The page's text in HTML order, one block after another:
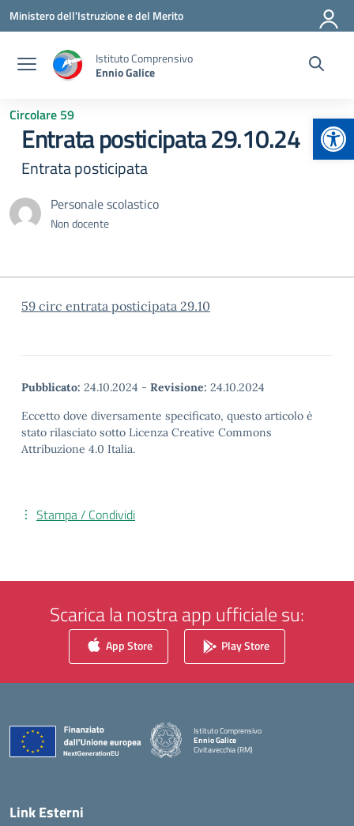
Vai ai contenuti
Vai al menu di navigazione
Vai al footer
Ministero dell'Istruzione e del Merito
Istituto Comprensivo
Ennio Galice
Circolare 59
Entrata posticipata 29.10.24
Entrata posticipata
Personale scolastico
Non docente
59 circ entrata posticipata 29.10
Pubblicato: 24.10.2024 - Revisione: 24.10.2024
Eccetto dove diversamente specificato, questo articolo è
stato rilasciato sotto Licenza Creative Commons
Attribuzione 4.0 Italia.
Stampa / Condividi
Scarica la nostra app ufficiale su:
App Store Play Store
Istituto Comprensivo
Ennio Galice
Civitavecchia (RM)
Link Esterni